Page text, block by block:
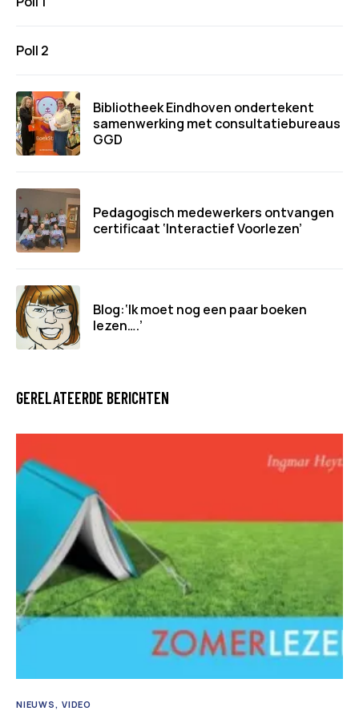
Poll 2
Bibliotheek Eindhoven ondertekent
samenwerking met consultatiebureaus
GGD
Pedagogisch medewerkers ontvangen
certificaat ‘Interactief Voorlezen’
Blog:‘Ik moet nog een paar boeken
lezen….’
GERELATEERDE BERICHTEN
NIEUWS VIDEO